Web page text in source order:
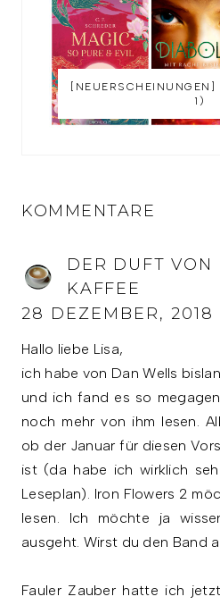
1)
KOMMENTARE
DER DUFT VON
KAFFEE
28 DEZEMBER, 2018
Hallo liebe Lisa,
ich habe von Dan Wells
und ich fand es so
noch mehr von ihm lesen.
ob der Januar für diesen
ist (da habe ich wirklich
Leseplan). Iron Flowers 2
lesen. Ich möchte ja
ausgeht. Wirst du den Band
Fauler Zauber hatte ich